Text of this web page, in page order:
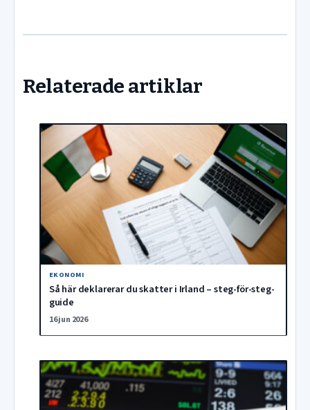
Relaterade artiklar
EKONOMI
Så här deklarerar du skatter i Irland – steg-för-steg-
guide
16 jun 2026